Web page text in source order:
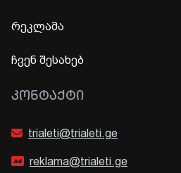
რეკლამა
ჩვენ შესახებ
ᲙᲝᲜᲢᲐᲥᲢᲘ
trialeti@trialeti.ge
reklama@trialeti.ge